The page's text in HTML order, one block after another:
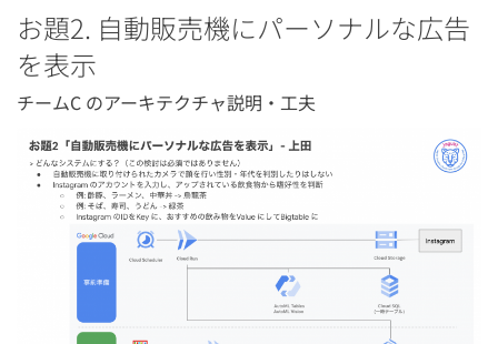
お題2. 自動販売機にパーソナルな広告
を表示
チームC のアーキテクチャ説明・工夫